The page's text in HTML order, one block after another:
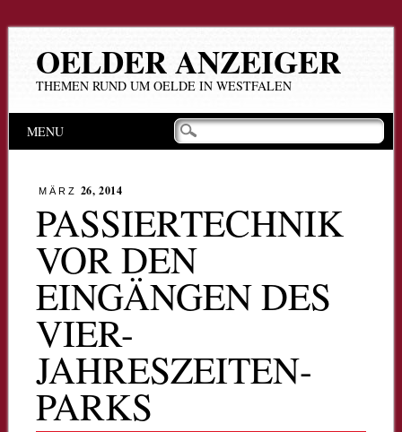
OELDER ANZEIGER
THEMEN RUND UM OELDE IN WESTFALEN
Hauptmenü
Inhalt
MENU
MÄRZ 26, 2014
PASSIERTECHNIK
VOR DEN
EINGÄNGEN DES
VIER-
JAHRESZEITEN-
PARKS